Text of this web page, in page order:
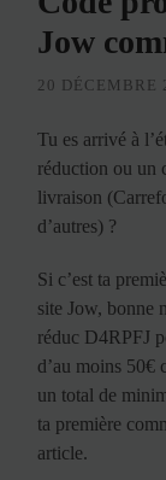
Jow
20 DÉCEMBRE
Tu es arrivé à
réduction ou un
livraison
d’autres) ?
Si c’est ta
site Jow, bonne
réduc D4RPFJ
d’au moins 50€
un total de
ta première
article.